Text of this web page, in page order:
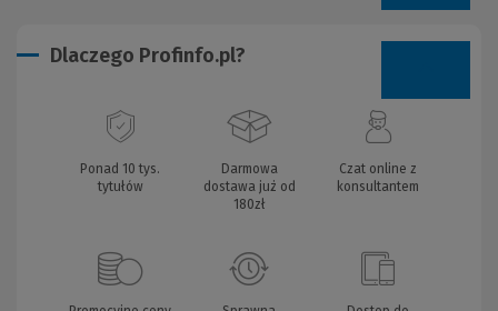
Dlaczego Profinfo.pl?
Ponad 10 tys.
tytułów
Darmowa
dostawa już od
180zł
Czat online z
konsultantem